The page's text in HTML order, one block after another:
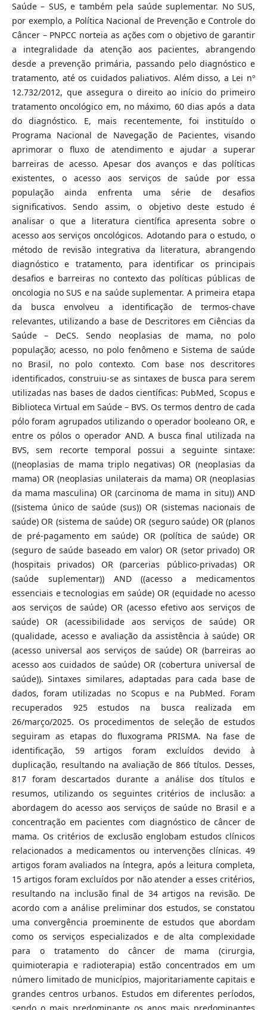
Saúde – SUS, e também pela saúde suplementar. No SUS,
por exemplo, a Política Nacional de Prevenção e Controle do
Câncer – PNPCC norteia as ações com o objetivo de garantir
a integralidade da atenção aos pacientes, abrangendo
desde a prevenção primária, passando pelo diagnóstico e
tratamento, até os cuidados paliativos. Além disso, a Lei nº
12.732/2012, que assegura o direito ao início do primeiro
tratamento oncológico em, no máximo, 60 dias após a data
do diagnóstico. E, mais recentemente, foi instituído o
Programa Nacional de Navegação de Pacientes, visando
aprimorar o fluxo de atendimento e ajudar a superar
barreiras de acesso. Apesar dos avanços e das políticas
existentes, o acesso aos serviços de saúde por essa
população ainda enfrenta uma série de desafios
significativos. Sendo assim, o objetivo deste estudo é
analisar o que a literatura científica apresenta sobre o
acesso aos serviços oncológicos. Adotando para o estudo, o
método de revisão integrativa da literatura, abrangendo
diagnóstico e tratamento, para identificar os principais
desafios e barreiras no contexto das políticas públicas de
oncologia no SUS e na saúde suplementar. A primeira etapa
da busca envolveu a identificação de termos-chave
relevantes, utilizando a base de Descritores em Ciências da
Saúde – DeCS. Sendo neoplasias de mama, no polo
população; acesso, no polo fenômeno e Sistema de saúde
no Brasil, no polo contexto. Com base nos descritores
identificados, construiu-se as sintaxes de busca para serem
utilizadas nas bases de dados científicas: PubMed, Scopus e
Biblioteca Virtual em Saúde – BVS. Os termos dentro de cada
pólo foram agrupados utilizando o operador booleano OR, e
entre os pólos o operador AND. A busca final utilizada na
BVS, sem recorte temporal possui a seguinte sintaxe:
((neoplasias de mama triplo negativas) OR (neoplasias da
mama) OR (neoplasias unilaterais da mama) OR (neoplasias
da mama masculina) OR (carcinoma de mama in situ)) AND
((sistema único de saúde (sus)) OR (sistemas nacionais de
saúde) OR (sistema de saúde) OR (seguro saúde) OR (planos
de pré-pagamento em saúde) OR (política de saúde) OR
(seguro de saúde baseado em valor) OR (setor privado) OR
(hospitais privados) OR (parcerias público-privadas) OR
(saúde suplementar)) AND ((acesso a medicamentos
essenciais e tecnologias em saúde) OR (equidade no acesso
aos serviços de saúde) OR (acesso efetivo aos serviços de
saúde) OR (acessibilidade aos serviços de saúde) OR
(qualidade, acesso e avaliação da assistência à saúde) OR
(acesso universal aos serviços de saúde) OR (barreiras ao
acesso aos cuidados de saúde) OR (cobertura universal de
saúde)). Sintaxes similares, adaptadas para cada base de
dados, foram utilizadas no Scopus e na PubMed. Foram
recuperados 925 estudos na busca realizada em
26/março/2025. Os procedimentos de seleção de estudos
seguiram as etapas do fluxograma PRISMA. Na fase de
identificação, 59 artigos foram excluídos devido à
duplicação, resultando na avaliação de 866 títulos. Desses,
817 foram descartados durante a análise dos títulos e
resumos, utilizando os seguintes critérios de inclusão: a
abordagem do acesso aos serviços de saúde no Brasil e a
concentração em pacientes com diagnóstico de câncer de
mama. Os critérios de exclusão englobam estudos clínicos
relacionados a medicamentos ou intervenções clínicas. 49
artigos foram avaliados na íntegra, após a leitura completa,
15 artigos foram excluídos por não atender a esses critérios,
resultando na inclusão final de 34 artigos na revisão. De
acordo com a análise preliminar dos estudos, se constatou
uma convergência proeminente de estudos que abordam
como os serviços especializados e de alta complexidade
para o tratamento do câncer de mama (cirurgia,
quimioterapia e radioterapia) estão concentrados em um
número limitado de municípios, majoritariamente capitais e
grandes centros urbanos. Estudos em diferentes períodos,